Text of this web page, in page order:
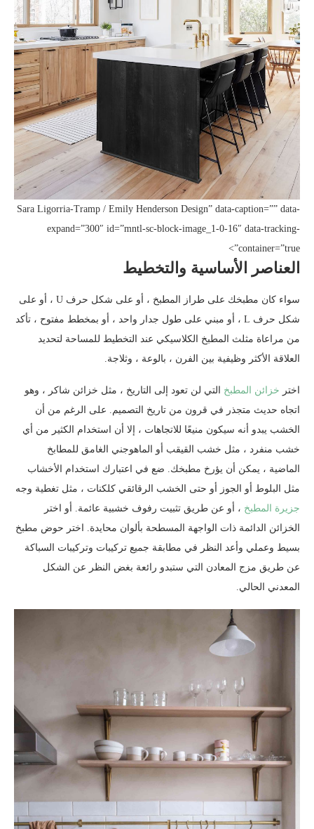
Sara Ligorria-Tramp / Emily Henderson Design” data-caption=”” data-
expand=”300″ id=”mntl-sc-block-image_1-0-16″ data-tracking-
container=”true”>
العناصر الأساسية والتخطيط
سواء كان مطبخك على طراز المطبخ ، أو على شكل حرف U ، أو على
شكل حرف L ، أو مبني على طول جدار واحد ، أو بمخطط مفتوح ، تأكد
من مراعاة مثلث المطبخ الكلاسيكي عند التخطيط للمساحة لتحديد
العلاقة الأكثر وظيفية بين الفرن ، بالوعة ، وثلاجة.
اختر خزائن المطبخ التي لن تعود إلى التاريخ ، مثل خزائن شاكر ، وهو
اتجاه حديث متجذر في قرون من تاريخ التصميم. على الرغم من أن
الخشب يبدو أنه سيكون منيعًا للاتجاهات ، إلا أن استخدام الكثير من أي
خشب منفرد ، مثل خشب القيقب أو الماهوجني الغامق للمطابخ
الماضية ، يمكن أن يؤرخ مطبخك. ضع في اعتبارك استخدام الأخشاب
مثل البلوط أو الجوز أو حتى الخشب الرقائقي كلكنات ، مثل تغطية وجه
جزيرة المطبخ ، أو عن طريق تثبيت رفوف خشبية عائمة. أو اختر
الخزائن الدائمة ذات الواجهة المسطحة بألوان محايدة. اختر حوض مطبخ
بسيط وعملي وأعد النظر في مطابقة جميع تركيبات وتركيبات السباكة
عن طريق مزج المعادن التي ستبدو رائعة بغض النظر عن الشكل
المعدني الحالي.